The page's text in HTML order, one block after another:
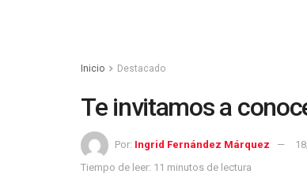
Inicio Destacado
Te invitamos a
Por: Ingrid Fernández Márquez
Tiempo de leer: 11 minutos de lectura